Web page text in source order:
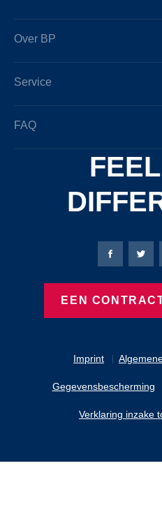
Over BP
Service
FAQ
Imprint
Gegevensbescherming
Verklaring inzake
EEN